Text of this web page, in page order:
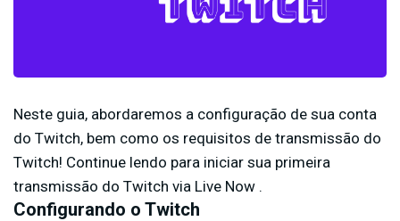
Neste guia, abordaremos a configuração de sua conta
do Twitch, bem como os requisitos de transmissão do
Twitch! Continue lendo para iniciar sua primeira
transmissão do Twitch via Live Now .
Configurando o Twitch